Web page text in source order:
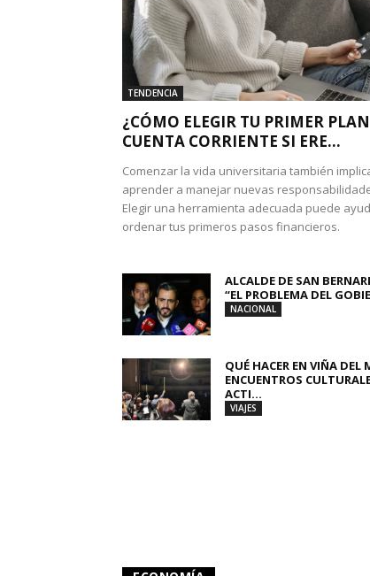
TENDENCIA
¿CÓMO ELEGIR TU PRIMER
CUENTA CORRIENTE SI ERE...
Comenzar la vida universitaria también
aprender a manejar nuevas
Elegir una herramienta adecuada puede
ordenar tus primeros pasos financieros.
ALCALDE DE SAN
“EL PROBLEMA DEL
NACIONAL
QUÉ HACER EN VIÑA DEL
ENCUENTROS
ACTI...
VIAJES